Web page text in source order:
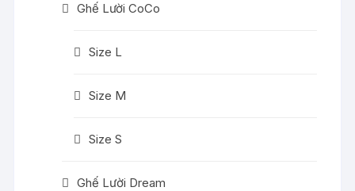
Ghế Lười CoCo
Size L
Size M
Size S
Ghế Lười Dream